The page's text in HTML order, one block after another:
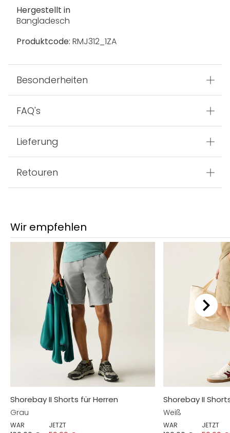
Hergestellt in
Bangladesch
Produktcode: RMJ312_1ZA
Besonderheiten
FAQ's
Lieferung
Retouren
Wir empfehlen
Shorebay II Shorts für Herren
Grau
WAR JETZT
Shorebay II
Weiß
WAR JETZT